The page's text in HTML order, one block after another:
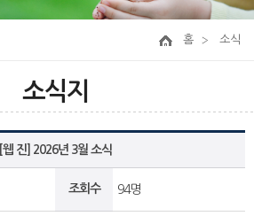
홈 소식
소식지
[웹 진] 2026년 3월 소식
조회수 94명